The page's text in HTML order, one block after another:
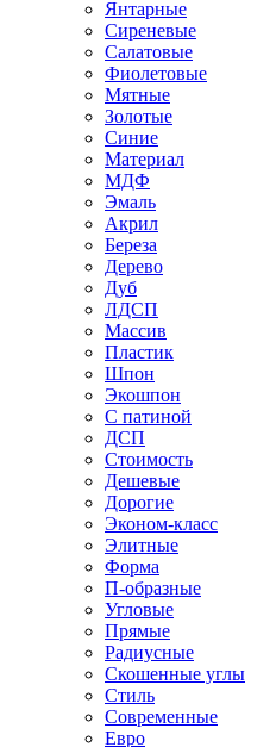
Янтарные
Сиреневые
Салатовые
Фиолетовые
Мятные
Золотые
Синие
Материал
МДФ
Эмаль
Акрил
Береза
Дерево
Дуб
ЛДСП
Массив
Пластик
Шпон
Экошпон
С патиной
ДСП
Стоимость
Дешевые
Дорогие
Эконом-класс
Элитные
Форма
П-образные
Угловые
Прямые
Радиусные
Скошенные углы
Стиль
Современные
Евро